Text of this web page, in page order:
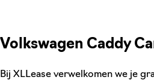
Volkswagen Caddy
Bij XLLease verwelkomen we je